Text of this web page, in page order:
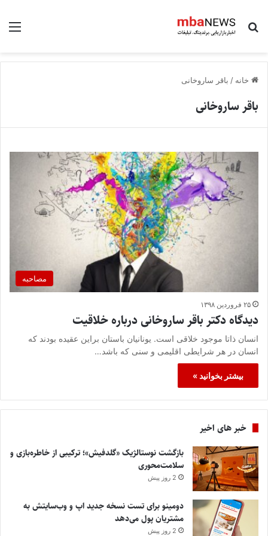
جستجو برای
خانه / باقر ساروخانی
باقر ساروخانی
مصاحبه
۲۵ فروردین ۱۳۹۸
دیدگاه دکتر باقر ساروخانی درباره خلاقیت
انسان ذاتا موجود خلاقی است. یونانیان باستان براین عقیده بودند که
انسان در هر شرایطی اقلیمی و سنی که باشد…
بیشتر بخوانید »
خبر های اخیر
بازگشت نوستالژیک «گلدفیش»؛ ترکیبی از خاطره‌بازی و
سلامت‌محوری
2 روز پیش
دومینو برای تست نسخه جدید اپ و وب‌سایتش به
مشتریان پول می‌دهد
2 روز پیش